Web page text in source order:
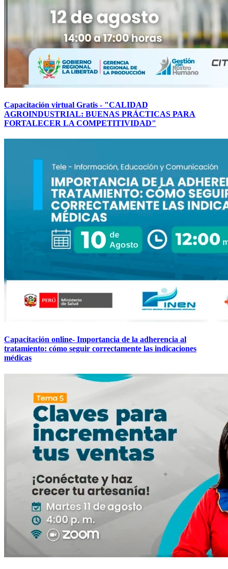
Capacitación virtual Gratis - "CALIDAD
AGROINDUSTRIAL: BUENAS PRÁCTICAS PARA
FORTALECER LA COMPETITIVIDAD"
Capacitación online- Importancia de la adherencia al
tratamiento: cómo seguir correctamente las indicaciones
médicas